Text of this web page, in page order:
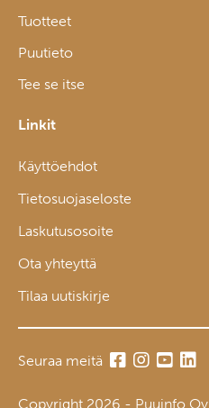
Tuotteet
Puutieto
Tee se itse
Linkit
Käyttöehdot
Tietosuojaseloste
Laskutusosoite
Ota yhteyttä
Tilaa uutiskirje
Seuraa meitä
Copyright 2026 - Puuinfo Oy